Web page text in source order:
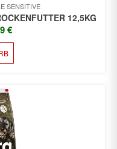
SENSITIVE
12,5KG
€
€